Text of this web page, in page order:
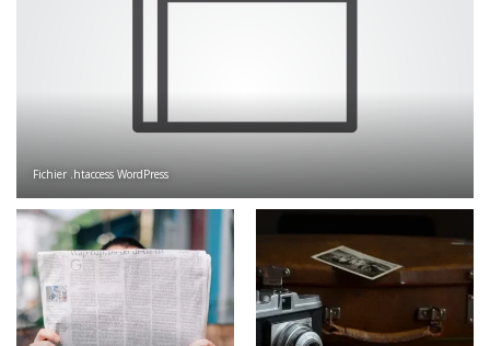
Fichier .htaccess WordPress